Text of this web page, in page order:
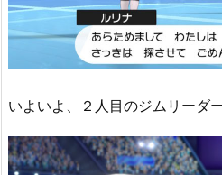
いよいよ、２人目のジムリーダ